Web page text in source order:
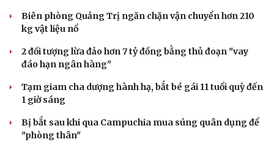
Biên phòng Quảng Trị ngăn chặn vận chuyển hơn 210
kg vật liệu nổ
2 đối tượng lừa đảo hơn 7 tỷ đồng bằng thủ đoạn "vay
đáo hạn ngân hàng"
Tạm giam cha dượng hành hạ, bắt bé gái 11 tuổi quỳ đến
1 giờ sáng
Bị bắt sau khi qua Campuchia mua súng quân dụng để
"phòng thân"